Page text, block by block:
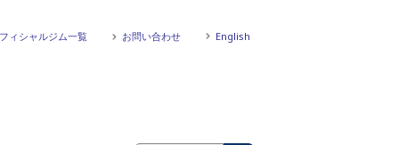
ィシャルジム一覧 お問い合わせ English